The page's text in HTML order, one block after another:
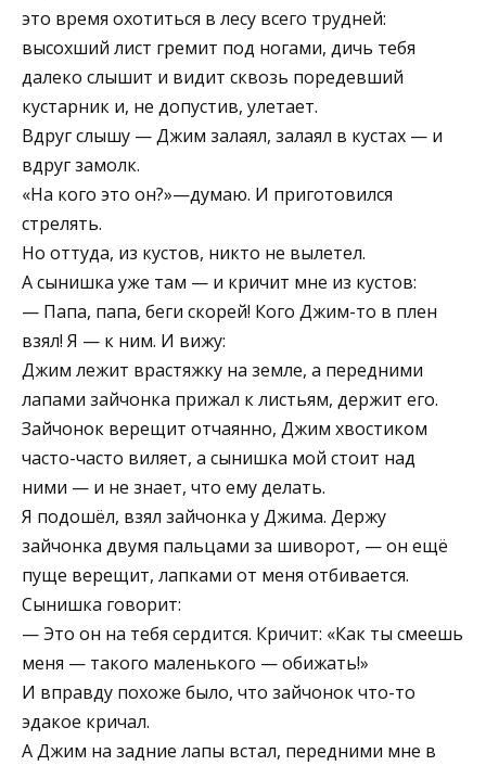
это время охотиться в лесу всего трудней:
высохший лист гремит под ногами, дичь тебя
далеко слышит и видит сквозь поредевший
кустарник и, не допустив, улетает.
Вдруг слышу — Джим залаял, залаял в кустах — и
вдруг замолк.
«На кого это он?»—думаю. И приготовился
стрелять.
Но оттуда, из кустов, никто не вылетел.
А сынишка уже там — и кричит мне из кустов:
— Папа, папа, беги скорей! Кого Джим-то в плен
взял! Я — к ним. И вижу:
Джим лежит врастяжку на земле, а передними
лапами зайчонка прижал к листьям, держит его.
Зайчонок верещит отчаянно, Джим хвостиком
часто-часто виляет, а сынишка мой стоит над
ними — и не знает, что ему делать.
Я подошёл, взял зайчонка у Джима. Держу
зайчонка двумя пальцами за шиворот, — он ещё
пуще верещит, лапками от меня отбивается.
Сынишка говорит:
— Это он на тебя сердится. Кричит: «Как ты смеешь
меня — такого маленького — обижать!»
И вправду похоже было, что зайчонок что-то
эдакое кричал.
А Джим на задние лапы встал, передними мне в